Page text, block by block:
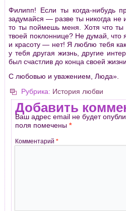
Филипп! Если ты когда-нибудь
задумайся — разве ты никогда не
то ты поймешь меня. Хотя что
твоей поклоннице? Не думай, что
и красоту — нет! Я люблю тебя
у тебя другая жизнь, другие
был счастлив до конца своей жизни.
С любовью и уважением, Люда».
Рубрика: История любви
Добавить
Ваш адрес email не будет
поля помечены*
Комментарий*